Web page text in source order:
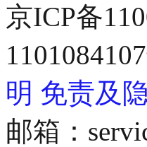
京ICP备
明 免责及
邮箱：